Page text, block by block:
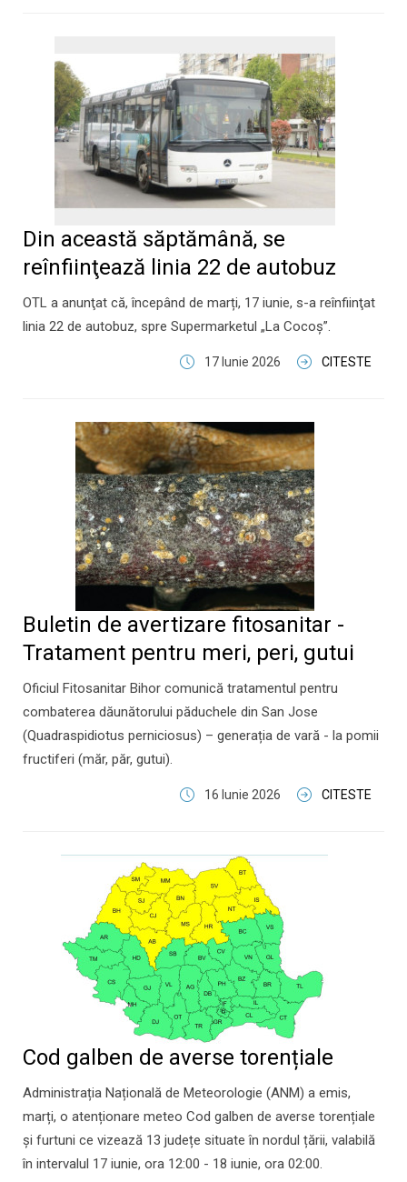
Din această săptămână, se
reînfiinţează linia 22 de autobuz
OTL a anunţat că, începând de marți, 17 iunie, s-a reînfiinţat
linia 22 de autobuz, spre Supermarketul „La Cocoş”.
17 Iunie 2026 CITESTE
Buletin de avertizare fitosanitar -
Tratament pentru meri, peri, gutui
Oficiul Fitosanitar Bihor comunică tratamentul pentru
combaterea dăunătorului păduchele din San Jose
(Quadraspidiotus perniciosus) – generația de vară - la pomii
fructiferi (măr, păr, gutui).
16 Iunie 2026 CITESTE
Cod galben de averse torențiale
Administrația Națională de Meteorologie (ANM) a emis,
marți, o atenționare meteo Cod galben de averse torențiale
și furtuni ce vizează 13 județe situate în nordul țării, valabilă
în intervalul 17 iunie, ora 12:00 - 18 iunie, ora 02:00.